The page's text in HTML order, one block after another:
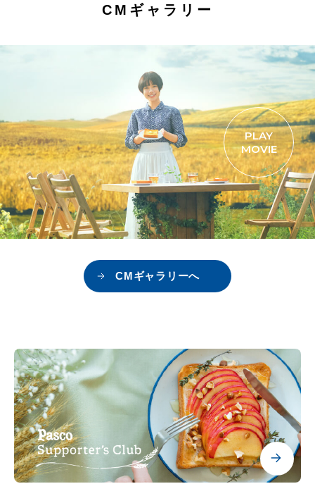
CMギャラリー
PLAY
MOVIE
CMギャラリーへ